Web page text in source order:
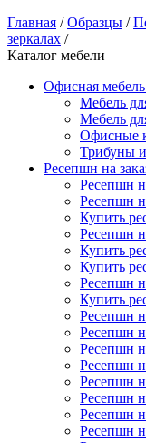
Главная /Образцы /
зеркалах /
Каталог мебели
Офисная
Мебель
Мебель
Офисные
Трибуны
Ресепшн на
Ресепшн
Ресепшн
Купить
Ресепшн
Купить
Купить
Ресепшн
Купить
Ресепшн
Ресепшн
Ресепшн
Ресепшн
Ресепшн
Ресепшн
Ресепшн
Ресепшн